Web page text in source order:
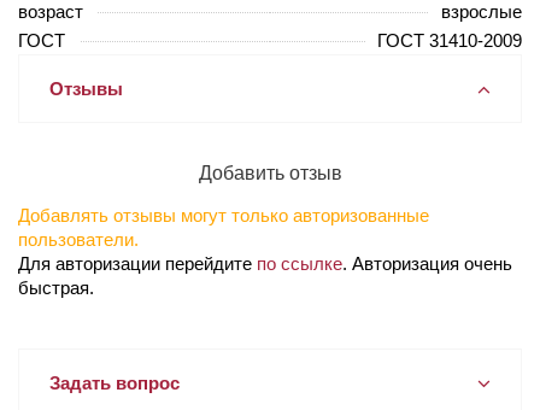
возраст
взрослые
ГОСТ
ГОСТ 31410-2009
Отзывы
Добавить отзыв
Добавлять отзывы могут только авторизованные
пользователи.
Для авторизации перейдите по ссылке. Авторизация очень
быстрая.
Задать вопрос